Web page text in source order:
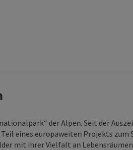
der Alpen. Seit der
eines europaweiten Projekts zum
mit ihrer Vielfalt an